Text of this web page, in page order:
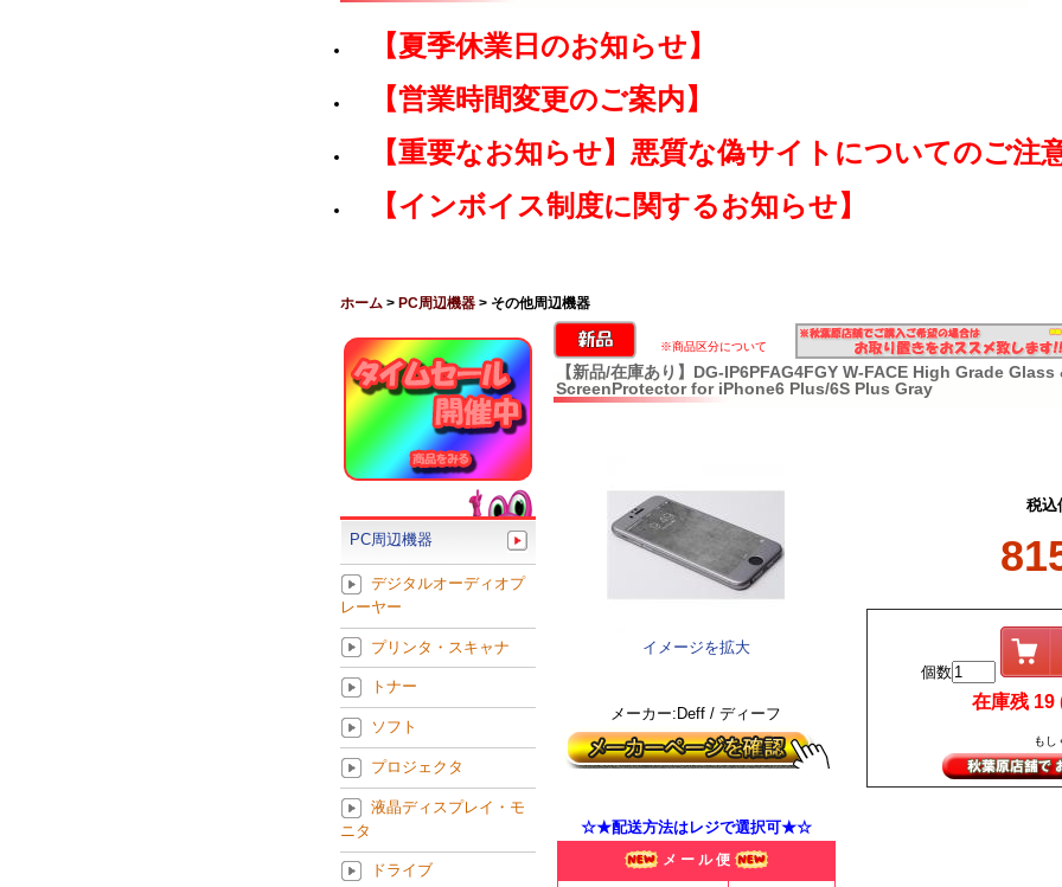
【夏季休業日のお知らせ】
【営業時間変更のご案内】
【重要なお知らせ】悪質な偽サイトについてのご注
【インボイス制度に関するお知らせ】
ホーム > PC周辺機器 > その他周辺機器
※商品区分について
【新品/在庫あり】DG-IP6PFAG4FGY W-FACE High Grade
ScreenProtector for iPhone6 Plus/6S Plus Gray
イメージを拡大
メーカー:Deff / ディーフ
☆★配送方法はレジで選択可★☆
メ ー ル 便
税込
個数
在庫残
もし
PC周辺機器
デジタルオーディオプ
レーヤー
プリンタ・スキャナ
トナー
ソフト
プロジェクタ
液晶ディスプレイ・モ
ニタ
ドライブ